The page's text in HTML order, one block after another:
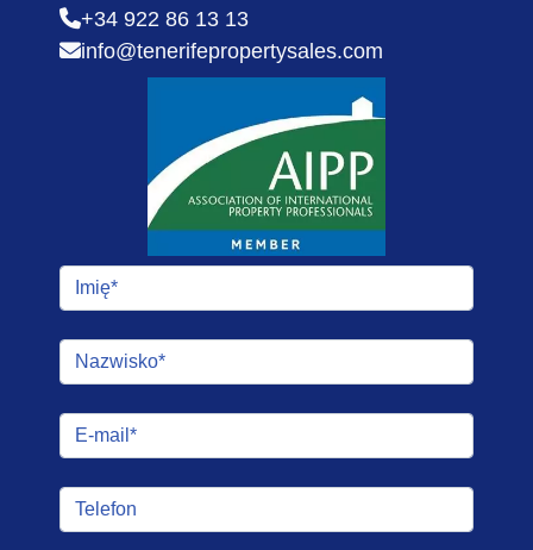
+34 922 86 13 13
info@tenerifepropertysales.com